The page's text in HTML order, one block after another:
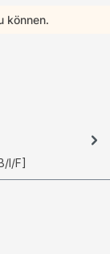
können.
I/F]